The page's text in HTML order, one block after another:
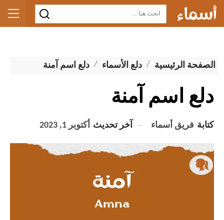
الصفحة الرئيسية دلع الأسماء دلع اسم آمنة
دلع اسم آمنة
كتابة فريق أسماء آخر تحديث أكتوبر 1, 2023